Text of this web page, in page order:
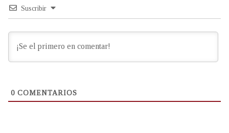
Suscribir
0 COMENTARIOS